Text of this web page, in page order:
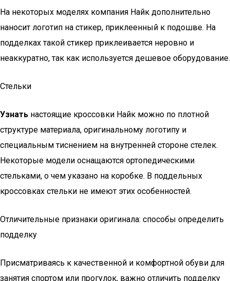
На некоторых моделях компания Найк дополнительно
наносит логотип на стикер, приклеенный к подошве. На
подделках такой стикер приклеивается неровно и
неаккуратно, так как используется дешевое оборудование.
Стельки
Узнать настоящие кроссовки Найк можно по плотной
структуре материала, оригинальному логотипу и
специальным тиснением на внутренней стороне стелек.
Некоторые модели оснащаются ортопедическими
стельками, о чем указано на коробке. В поддельных
кроссовках стельки не имеют этих особенностей.
Отличительные признаки оригинала: способы определить
подделку
Присматриваясь к качественной и комфортной обуви для
занятия спортом или прогулок, важно отличить подделку